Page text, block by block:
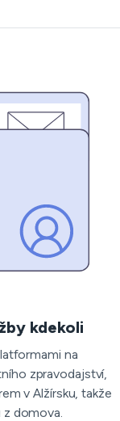
kdekoli
na
zpravodajství,
v Alžírsku, takže
z domova.